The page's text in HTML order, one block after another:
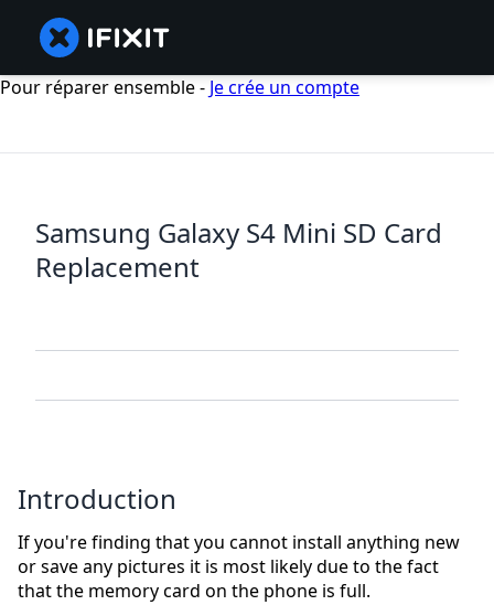
Pour réparer ensemble - Je crée un compte
Samsung Galaxy S4 Mini SD Card
Replacement
Introduction
If you're finding that you cannot install anything new
or save any pictures it is most likely due to the fact
that the memory card on the phone is full.